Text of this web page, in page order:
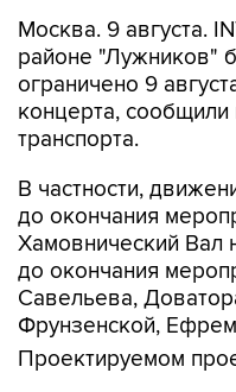
Москва. 9 августа.
районе "Лужников"
ограничено 9
концерта, сообщили
транспорта.
В частности,
до окончания
Хамовнический Вал
до окончания
Савельева,
Фрунзенской,
Проектируемом